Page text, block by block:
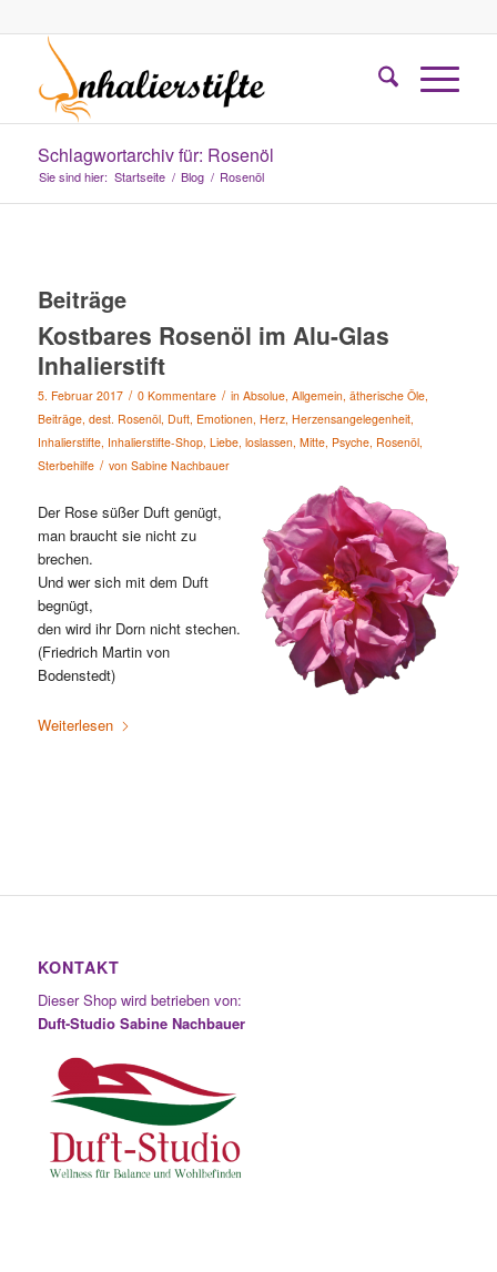
Schlagwortarchiv für: Rosenöl
Sie sind hier: Startseite / Blog / Rosenöl
Beiträge
Kostbares Rosenöl im Alu-Glas
Inhalierstift
5. Februar 2017 / 0 Kommentare / in Absolue, Allgemein, ätherische Öle,
Beiträge, dest. Rosenöl, Duft, Emotionen, Herz, Herzensangelegenheit,
Inhalierstifte, Inhalierstifte-Shop, Liebe, loslassen, Mitte, Psyche, Rosenöl,
Sterbehilfe / von Sabine Nachbauer
Der Rose süßer Duft genügt,
man braucht sie nicht zu
brechen.
Und wer sich mit dem Duft
begnügt,
den wird ihr Dorn nicht stechen.
(Friedrich Martin von
Bodenstedt)
Weiterlesen
KONTAKT
Dieser Shop wird betrieben von:
Duft-Studio Sabine Nachbauer